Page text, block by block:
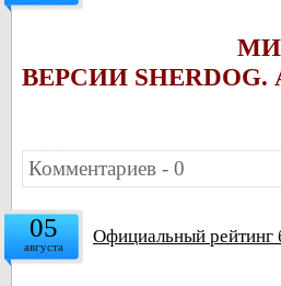
ВЕРСИИ
Комментариев - 0
05
августа Официальный рейтинг